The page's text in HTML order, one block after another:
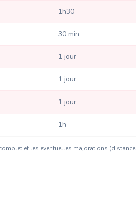
1h30
30 min
1 jour
1 jour
1 jour
1h
et les eventuelles majorations (distance